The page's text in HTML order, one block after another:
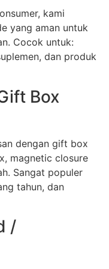
kami
yang aman untuk
Cocok untuk:
dan produk
Box
dengan gift box
magnetic closure
Sangat populer
tahun, dan
/